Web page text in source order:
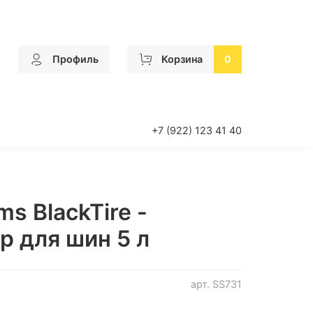
Профиль Корзина 0
+7 (922) 123 41 40
арт. SS731
BlackTire -
для шин 5 л